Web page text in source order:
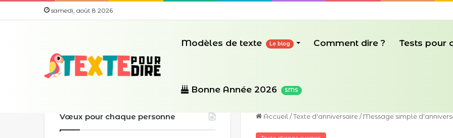
samedi, août 8 2026
Modèles de texte Le blog Comment dire ? Tests pour
Bonne Année 2026 SMS
Accueil /Texte d'anniversaire/ Message simple
Vœux pour chaque personne